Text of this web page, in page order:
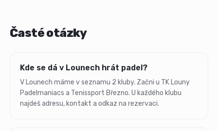
Časté otázky
Kde se dá v Lounech hrát padel?
V Lounech máme v seznamu 2 kluby. Začni u TK Louny
Padelmaniacs a Tenissport Březno. U každého klubu
najdeš adresu, kontakt a odkaz na rezervaci.